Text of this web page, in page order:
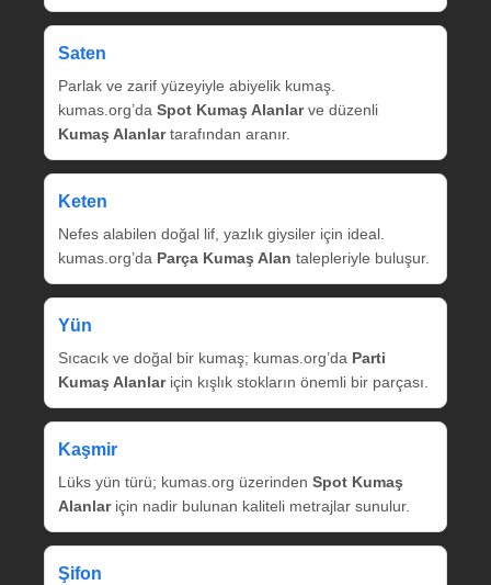
Saten
Parlak ve zarif yüzeyiyle abiyelik kumaş.
kumas.org’da Spot Kumaş Alanlarve düzenli
Kumaş Alanlartarafından aranır.
Keten
Nefes alabilen doğal lif, yazlık giysiler için ideal.
kumas.org’da Parça Kumaş Alan talepleriyle buluşur.
Yün
Sıcacık ve doğal bir kumaş; kumas.org’da Parti
Kumaş Alanlariçin kışlık stokların önemli bir parçası.
Kaşmir
Lüks yün türü; kumas.org üzerinden Spot Kumaş
Alanlariçin nadir bulunan kaliteli metrajlar sunulur.
Şifon